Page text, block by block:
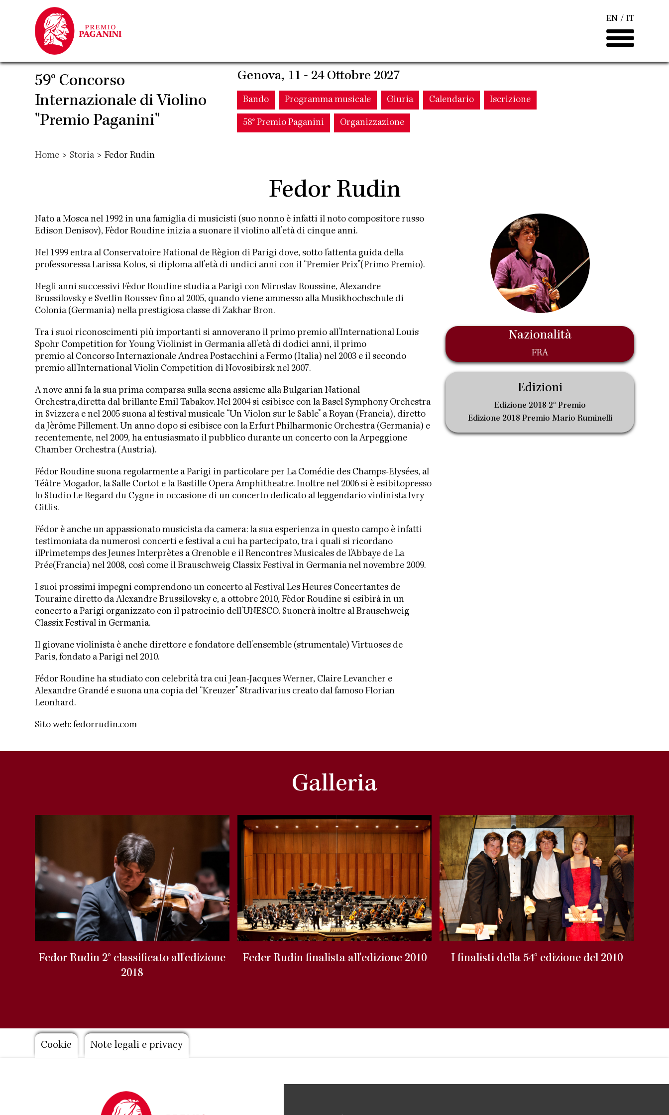
contenuto
principale
EN IT
59° Concorso
Internazionale di Violino
"Premio Paganini"
Genova, 11 - 24 Ottobre 2027
Main
navigation
Bando Programma musicale Giuria Calendario Iscrizione
58° Premio Paganini Organizzazione
Home > Storia > Fedor Rudin
Fedor Rudin
Nato a Mosca nel 1992 in una famiglia di musicisti (suo nonno è infatti il noto compositore russo
Edison Denisov), Fèdor Roudine inizia a suonare il violino all’età di cinque anni.
Nel 1999 entra al Conservatoire National de Règion di Parigi dove, sotto l’attenta guida della
professoressa Larissa Kolos, si diploma all’età di undici anni con il “Premier Prix”(Primo Premio).
Negli anni successivi Fèdor Roudine studia a Parigi con Miroslav Roussine, Alexandre
Brussilovsky e Svetlin Roussev fino al 2005, quando viene ammesso alla Musikhochschule di
Colonia (Germania) nella prestigiosa classe di Zakhar Bron.
Tra i suoi riconoscimenti più importanti si annoverano il primo premio all’International Louis
Spohr Competition for Young Violinist in Germania all’età di dodici anni, il primo
premio al Concorso Internazionale Andrea Postacchini a Fermo (Italia) nel 2003 e il secondo
premio all’International Violin Competition di Novosibirsk nel 2007.
A nove anni fa la sua prima comparsa sulla scena assieme alla Bulgarian National
Orchestra,diretta dal brillante Emil Tabakov. Nel 2004 si esibisce con la Basel Symphony Orchestra
in Svizzera e nel 2005 suona al festival musicale “Un Violon sur le Sable” a Royan (Francia), diretto
da Jèrôme Pillement. Un anno dopo si esibisce con la Erfurt Philharmonic Orchestra (Germania) e
recentemente, nel 2009, ha entusiasmato il pubblico durante un concerto con la Arpeggione
Chamber Orchestra (Austria).
Fédor Roudine suona regolarmente a Parigi in particolare per La Comédie des Champs-Elysées, al
Téâtre Mogador, la Salle Cortot e la Bastille Opera Amphitheatre. Inoltre nel 2006 si è esibitopresso
lo Studio Le Regard du Cygne in occasione di un concerto dedicato al leggendario violinista Ivry
Gitlis.
Fédor è anche un appassionato musicista da camera: la sua esperienza in questo campo è infatti
testimoniata da numerosi concerti e festival a cui ha partecipato, tra i quali si ricordano
ilPrimetemps des Jeunes Interprètes a Grenoble e il Rencontres Musicales de l’Abbaye de La
Prée(Francia) nel 2008, così come il Brauschweig Classix Festival in Germania nel novembre 2009.
I suoi prossimi impegni comprendono un concerto al Festival Les Heures Concertantes de
Touraine diretto da Alexandre Brussilovsky e, a ottobre 2010, Fèdor Roudine si esibirà in un
concerto a Parigi organizzato con il patrocinio dell’UNESCO. Suonerà inoltre al Brauschweig
Classix Festival in Germania.
Il giovane violinista è anche direttore e fondatore dell’ensemble (strumentale) Virtuoses de
Paris, fondato a Parigi nel 2010.
Fédor Roudine ha studiato con celebrità tra cui Jean-Jacques Werner, Claire Levancher e
Alexandre Grandé e suona una copia del “Kreuzer” Stradivarius creato dal famoso Florian
Leonhard.
Sito web: fedorrudin.com
Nazionalità
FRA
Edizioni
Edizione 2018 2° Premio
Edizione 2018 Premio Mario Ruminelli
Galleria
Fedor Rudin 2° classificato all'edizione
2018
Feder Rudin finalista all'edizione 2010 I finalisti della 54° edizione del 2010
Footer
Cookie Note legali e privacy